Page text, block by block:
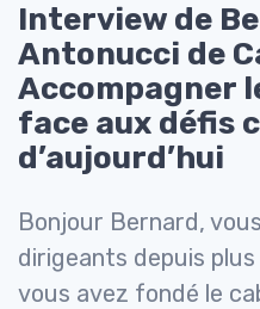
Interview de
Antonucci de
Accompagner
face aux défis
d’aujourd’hui
Bonjour Bernard,
dirigeants depuis
vous avez fondé le